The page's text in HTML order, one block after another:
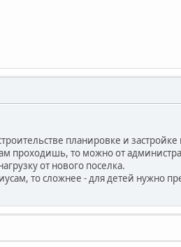
планировке и
проходишь, то можно от
от нового поселка.
то сложнее - для детей нужно